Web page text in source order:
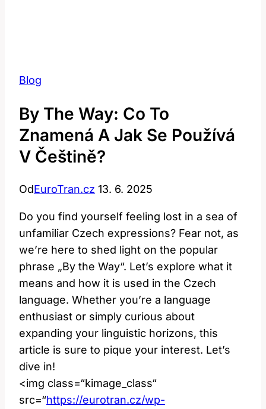
Blog
By The Way: Co To
Znamená A Jak Se Používá
V Češtině?
OdEuroTran.cz 13. 6. 2025
Do you find yourself feeling lost in a sea of
unfamiliar Czech expressions? Fear not, as
we’re here to shed light on the popular
phrase „By the Way“. Let’s explore what it
means and how it is used in the Czech
language. Whether you’re a language
enthusiast or simply curious about
expanding your linguistic horizons, this
article is sure to pique your interest. Let’s
dive in!
<img class=“kimage_class“
src=“https://eurotran.cz/wp-